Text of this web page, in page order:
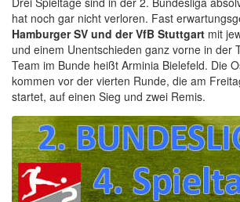
hat noch gar nicht verloren. Fast
Hamburger SV und der VfB Stuttgart mit
und einem Unentschieden ganz vorne in der
Team im Bunde heißt Arminia Bielefeld. Die
kommen vor der vierten Runde, die am
startet, auf einen Sieg und zwei Remis.